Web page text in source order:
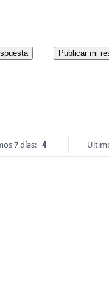
Publicar mi
7 días: 4